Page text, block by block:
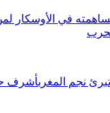
في الأوسكار
نجم المغربأشرف